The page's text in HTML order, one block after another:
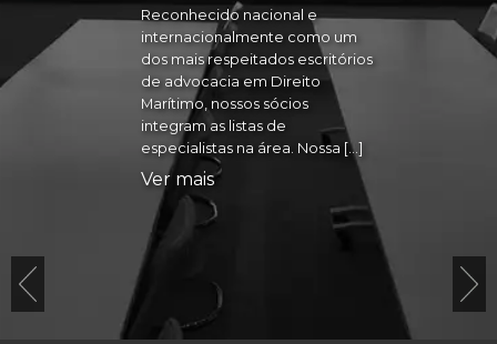
Reconhecido nacional e
internacionalmente como um
dos mais respeitados escritórios
de advocacia em Direito
Marítimo, nossos sócios
integram as listas de
especialistas na área. Nossa […]
Ver mais